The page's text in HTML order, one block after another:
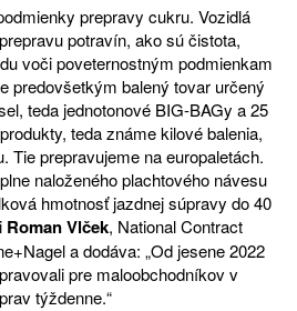
prepravy cukru. Vozidlá
potravín, ako sú čistota,
voči poveternostným podmienkam
predovšetkým balený tovar určený
teda jednotonové BIG-BAGy a 25
teda známe kilové balenia,
Tie prepravujeme na europaletách.
naloženého plachtového návesu
hmotnosť jazdnej súpravy do 40
Roman Vlček, National Contract
a dodáva: „Od jesene 2022
pre maloobchodníkov v
týždenne.“